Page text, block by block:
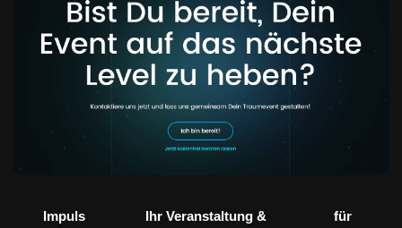
Impuls
Ihr Veranstaltung &
für